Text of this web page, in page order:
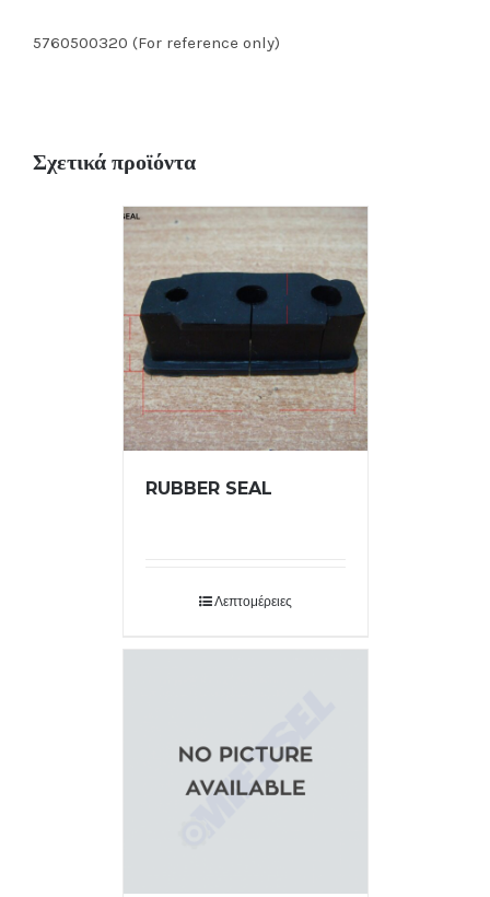
5760500320 (For reference only)
Σχετικά προϊόντα
RUBBER SEAL
Λεπτομέρειες